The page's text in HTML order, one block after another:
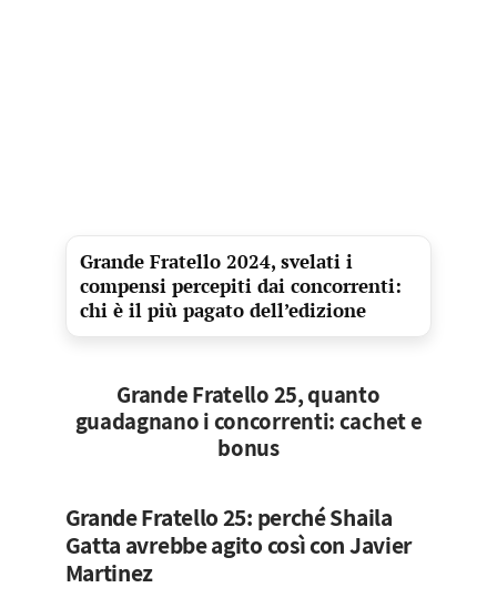
Grande Fratello 2024, svelati i
compensi percepiti dai concorrenti:
chi è il più pagato dell’edizione
Grande Fratello 25, quanto
guadagnano i concorrenti: cachet e
bonus
Grande Fratello 25: perché Shaila
Gatta avrebbe agito così con Javier
Martinez